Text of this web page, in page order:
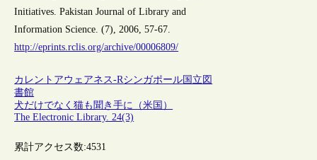
Initiatives. Pakistan Journal of Library and
Information Science. (7), 2006, 57-67.
http://eprints.rclis.org/archive/00006809/
カレントアウェアネス-Rシンガポール国立図
書館
犬だけでなく猫も聞き手に（米国）
The Electronic Library. 24(3)
累計アクセス数:4531